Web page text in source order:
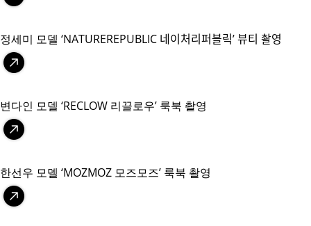
정세미 모델 ‘NATUREREPUBLIC 네이처리퍼블릭’ 뷰티 촬영
변다인 모델 ‘RECLOW 리끌로우’ 룩북 촬영
한선우 모델 ‘MOZMOZ 모즈모즈’ 룩북 촬영